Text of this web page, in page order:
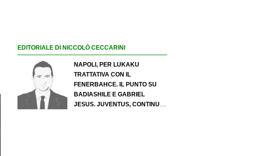
EDITORIALE DI NICCOLÒ CECCARINI
NAPOLI, PER LUKAKU
TRATTATIVA CON IL
FENERBAHCE. IL PUNTO SU
BADIASHILE E GABRIEL
JESUS. JUVENTUS, CONTINUA